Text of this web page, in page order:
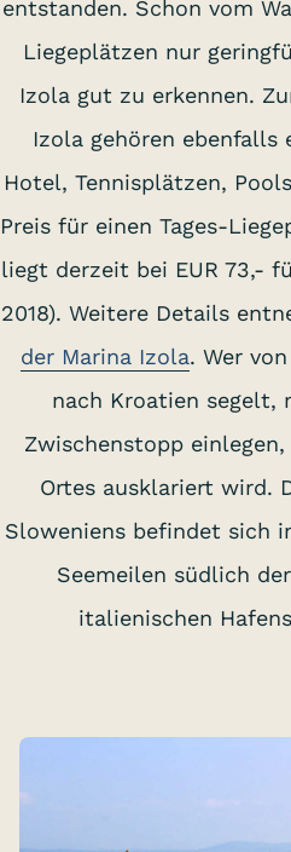
entstanden. Schon vom
Liegeplätzen nur
Izola gut zu erkennen.
Izola gehören
Hotel, Tennisplätzen,
Preis für einen Tages-
liegt derzeit bei EUR 73,-
2018). Weitere Details
der Marina Izola. Wer
nach Kroatien segelt,
Zwischenstopp
Ortes ausklariert wird.
Sloweniens befindet sich
Seemeilen südlich
italienischen